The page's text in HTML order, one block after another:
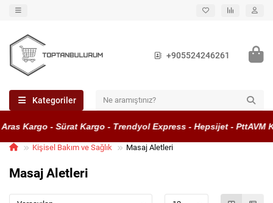
+905524246261
Kategoriler
Kargo - Sürat Kargo - Trendyol Express - Hepsijet - PttAVM
Kişisel Bakım ve Sağlık Masaj Aletleri
Masaj Aletleri